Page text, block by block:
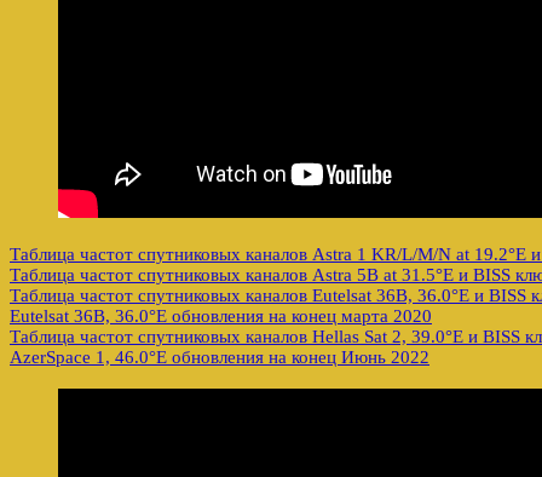
Таблица частот спутниковых каналов Astra 1 KR/L/M/N at 19.2°E
Таблица частот спутниковых каналов Astra 5B at 31.5°E и BISS
Таблица частот спутниковых каналов Eutelsat 36B, 36.0°E и BISS
Eutelsat 36B, 36.0°E обновления на конец марта 2020
Таблица частот спутниковых каналов Hellas Sat 2, 39.0°E и BISS
AzerSpace 1, 46.0°E обновления на конец Июнь 2022